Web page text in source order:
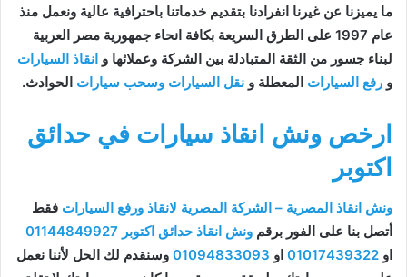
ما يميزنا عن غيرنا انفرادنا بتقديم خدماتنا باحترافية عالية ونعمل منذ
عام 1997 على الطرق السريعة بكافة انحاء جمهورية مصر العربية
لبناء جسور من الثقة المتبادلة بين الشركة وعملائها و انقاذ السيارات
و رفع السيارات المعطلة و نقل السيارات وسحب سيارات الحوادث.
ارخص ونش انقاذ سيارات في حدائق
اكتوبر
ونش انقاذ المصرية – الشركة المصرية لانقاذ ورفع السيارات فقط
أتصل بنا على الفور برقم ونش انقاذ حدائق اكتوبر 01144849927
او 01017439322 او 01094833093 وسنقدم لك الحل لأننا نعمل